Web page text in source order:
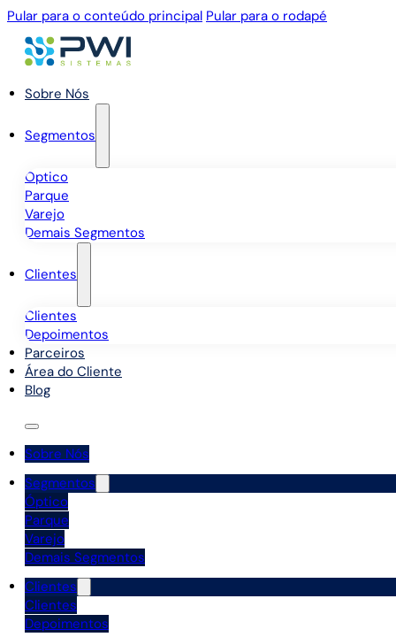
Pular para o conteúdo principal Pular para o rodapé
Sobre Nós
Segmentos
Óptico
Parque
Varejo
Demais Segmentos
Clientes
Clientes
Depoimentos
Parceiros
Área do Cliente
Blog
Sobre Nós
Segmentos
Óptico
Parque
Varejo
Demais Segmentos
Clientes
Clientes
Depoimentos